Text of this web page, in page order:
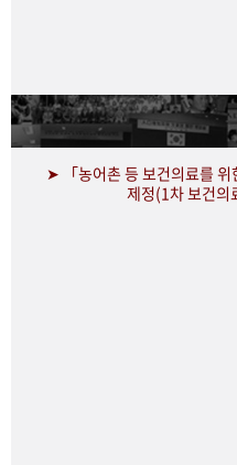
➤ 「농어촌 등 보건의료를 위
제정(1차 보건의